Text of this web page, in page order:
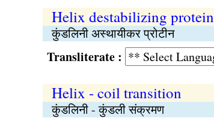
Helix destabilizing protein
कुंडलिनी अस्थायीकर प्रोटीन
Transliterate :
Helix - coil transition
कुंडलिनी - कुंडली संक्रमण